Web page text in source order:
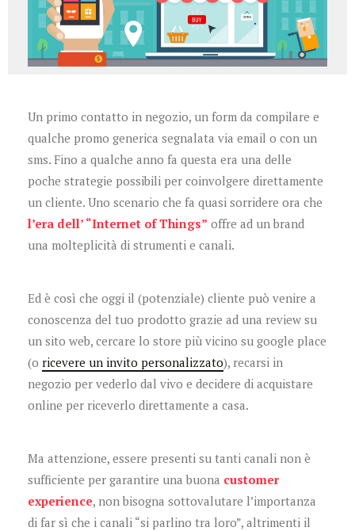
Un primo contatto in negozio, un form da compilare e
qualche promo generica segnalata via email o con un
sms. Fino a qualche anno fa questa era una delle
poche strategie possibili per coinvolgere direttamente
un cliente. Uno scenario che fa quasi sorridere ora che
l’era dell’ “Internet of Things” offre ad un brand
una molteplicità di strumenti e canali.
Ed è così che oggi il (potenziale) cliente può venire a
conoscenza del tuo prodotto grazie ad una review su
un sito web, cercare lo store più vicino su google place
(o ricevere un invito personalizzato), recarsi in
negozio per vederlo dal vivo e decidere di acquistare
online per riceverlo direttamente a casa.
Ma attenzione, essere presenti su tanti canali non è
sufficiente per garantire una buona customer
experience, non bisogna sottovalutare l’importanza
di far sì che i canali “si parlino tra loro”, altrimenti il